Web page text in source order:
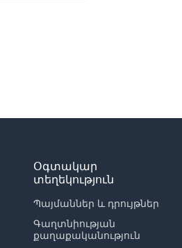
Օգտակար
տեղեկություն
Պայմաններ և դրույթներ
Գաղտնիության
քաղաքականություն